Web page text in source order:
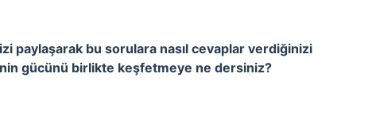
paylaşarak bu sorulara nasıl cevaplar verdiğinizi
gücünü birlikte keşfetmeye ne dersiniz?